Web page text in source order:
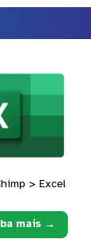
> Excel
mais →